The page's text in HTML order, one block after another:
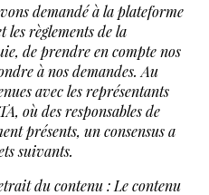
demandé à la plateforme
les règlements de la
de prendre en compte nos
à nos demandes. Au
avec les représentants
où des responsables de
présents, un consensus a
suivants.
du contenu : Le contenu